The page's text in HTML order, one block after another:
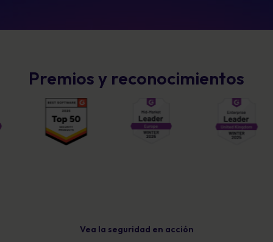
Premios y reconocimientos
Vea la seguridad en acción